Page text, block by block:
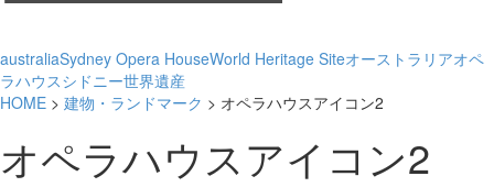
australiaSydney Opera HouseWorld Heritage Siteオーストラリアオペ
ラハウスシドニー世界遺産
HOME > 建物・ランドマーク > オペラハウスアイコン2
オペラハウスアイコン2